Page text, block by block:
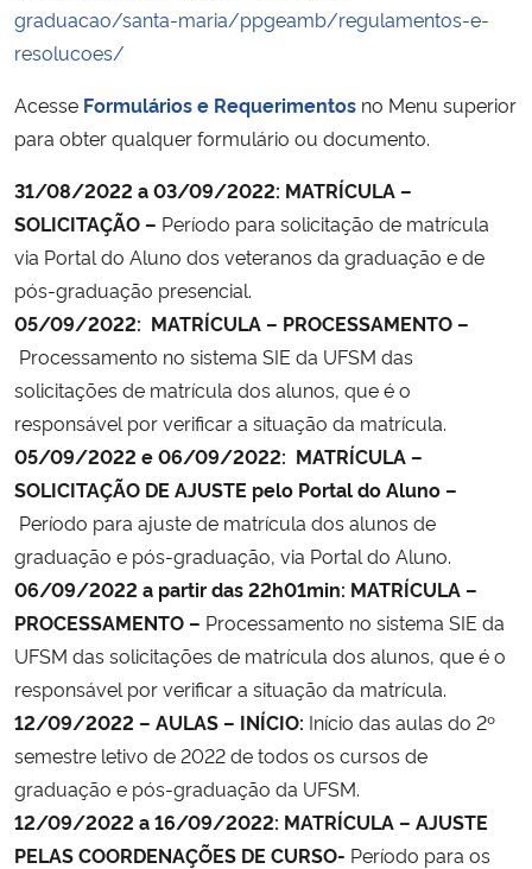
graduacao/santa-maria/ppgeamb/regulamentos-e-
resolucoes/
Acesse Formulários e Requerimentos no Menu superior
para obter qualquer formulário ou documento.
31/08/2022 a 03/09/2022: MATRÍCULA –
SOLICITAÇÃO – Período para solicitação de matrícula
via Portal do Aluno dos veteranos da graduação e de
pós-graduação presencial.
05/09/2022: MATRÍCULA – PROCESSAMENTO –
Processamento no sistema SIE da UFSM das
solicitações de matrícula dos alunos, que é o
responsável por verificar a situação da matrícula.
05/09/2022 e 06/09/2022: MATRÍCULA –
SOLICITAÇÃO DE AJUSTE pelo Portal do Aluno –
Período para ajuste de matrícula dos alunos de
graduação e pós-graduação, via Portal do Aluno.
06/09/2022 a partir das 22h01min: MATRÍCULA –
PROCESSAMENTO – Processamento no sistema SIE da
UFSM das solicitações de matrícula dos alunos, que é o
responsável por verificar a situação da matrícula.
12/09/2022 – AULAS – INÍCIO: Início das aulas do 2º
semestre letivo de 2022 de todos os cursos de
graduação e pós-graduação da UFSM.
12/09/2022 a 16/09/2022: MATRÍCULA – AJUSTE
PELAS COORDENAÇÕES DE CURSO- Período para os